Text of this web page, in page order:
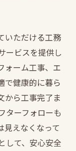
いただける工務
ービスを提供し
ォーム工事、エ
で健康的に暮ら
から工事完了ま
ターフォローも
見えなくなって
して、安心安全